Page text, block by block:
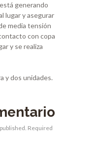
generando
lugar y asegurar
media tensión
con copa
y se realiza
y dos unidades.
Required